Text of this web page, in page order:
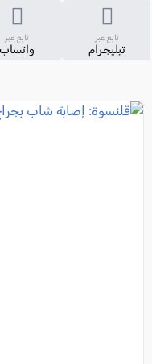
تابع عبر
تيليجرام
تابع عبر
واتساب